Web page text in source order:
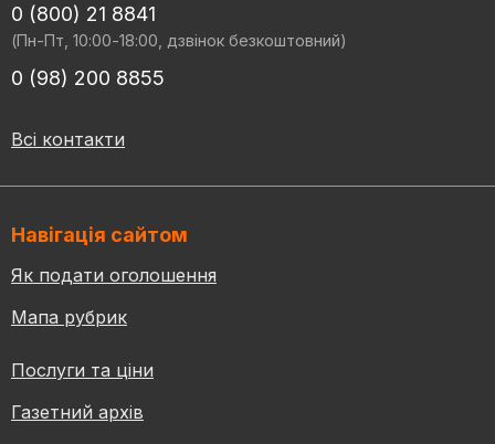
0 (800) 21 8841
(Пн-Пт, 10:00-18:00, дзвінок безкоштовний)
0 (98) 200 8855
Всі контакти
Навігація сайтом
Як подати оголошення
Мапа рубрик
Послуги та ціни
Газетний архів